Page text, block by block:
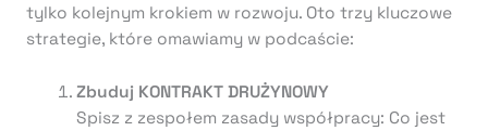
tylko kolejnym krokiem w rozwoju. Oto trzy kluczowe
strategie, które omawiamy w podcaście:
Zbuduj KONTRAKT DRUŻYNOWY
Spisz z zespołem zasady współpracy: Co jest